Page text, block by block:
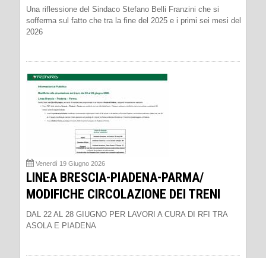
Una riflessione del Sindaco Stefano Belli Franzini che si
sofferma sul fatto che tra la fine del 2025 e i primi sei mesi del
2026
Venerdì 19 Giugno 2026
LINEA BRESCIA-PIADENA-PARMA/
MODIFICHE CIRCOLAZIONE DEI TRENI
DAL 22 AL 28 GIUGNO PER LAVORI A CURA DI RFI TRA
ASOLA E PIADENA